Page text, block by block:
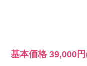
基本価格39,000円